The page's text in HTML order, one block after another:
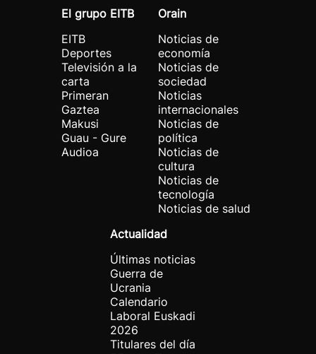
El grupo EITB
EITB
Deportes
Televisión a la
carta
Primeran
Gaztea
Makusi
Guau - Gure
Audioa
Orain
Noticias de
economía
Noticias de
sociedad
Noticias
internacionales
Noticias de
política
Noticias de
cultura
Noticias de
tecnología
Noticias de salud
Actualidad
Últimas noticias
Guerra de
Ucrania
Calendario
Laboral Euskadi
2026
Titulares del día